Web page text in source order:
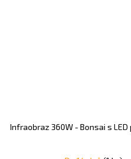
Infraobraz 360W - Bonsai s LED